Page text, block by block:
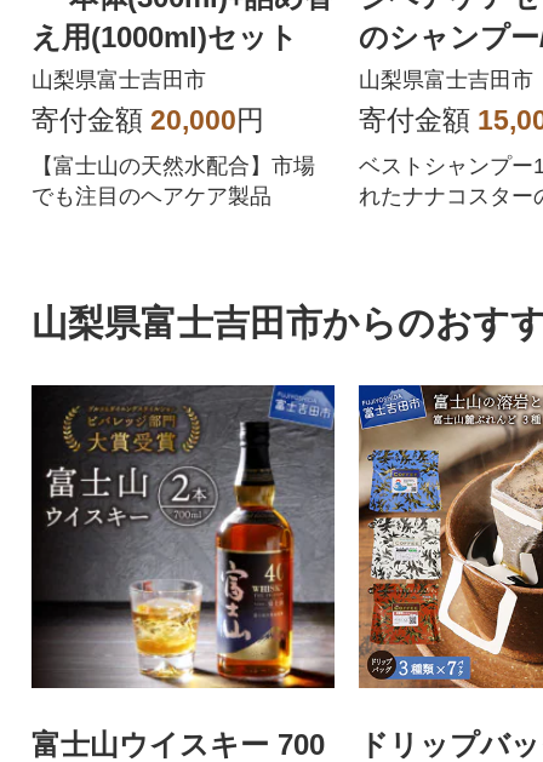
え用(1000ml)セット
山梨県富士吉田市
寄付金額 20,000円
【富士山の天然水配合】市場
でも注目のヘアケア製品
のシャンプ
トリートメ
ヘアオイル
山梨県富士吉田市
寄付金額
ベストシャンプー
れたナナコスター
山梨県富士吉田市からのおす
富士山ウイスキー 700
ドリップバ